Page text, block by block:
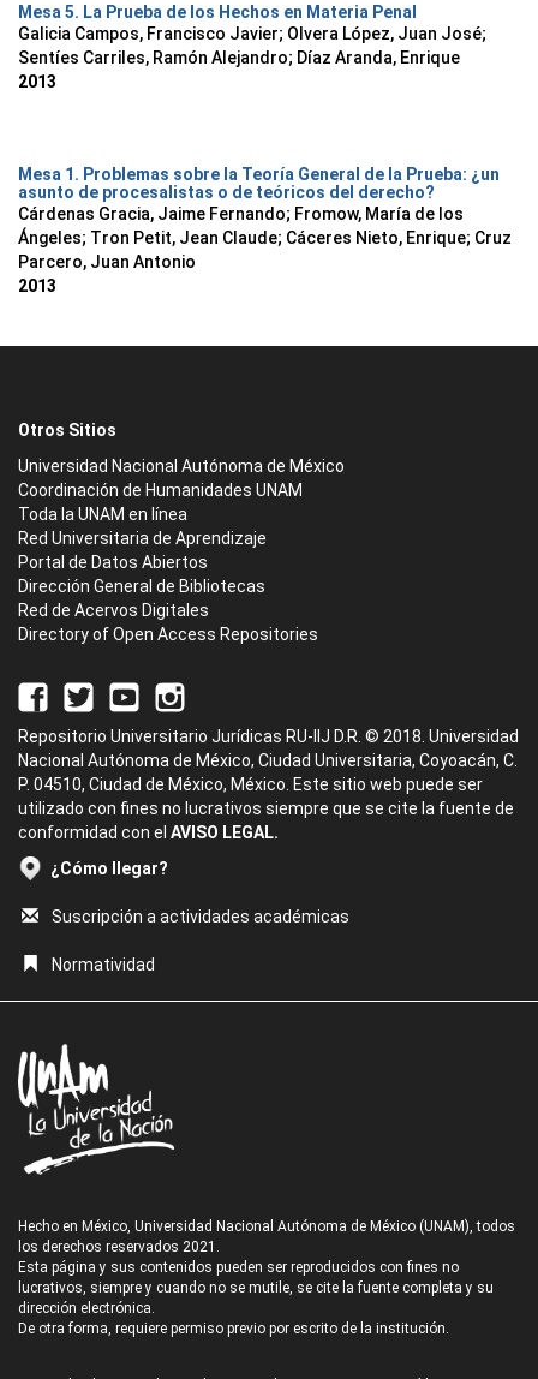
Mesa 5. La Prueba de los Hechos en Materia Penal
Galicia Campos, Francisco Javier; Olvera López, Juan José;
Sentíes Carriles, Ramón Alejandro; Díaz Aranda, Enrique
2013
Mesa 1. Problemas sobre la Teoría General de la Prueba: ¿un
asunto de procesalistas o de teóricos del derecho?
Cárdenas Gracia, Jaime Fernando; Fromow, María de los
Ángeles; Tron Petit, Jean Claude; Cáceres Nieto, Enrique; Cruz
Parcero, Juan Antonio
2013
Otros Sitios
Universidad Nacional Autónoma de México
Coordinación de Humanidades UNAM
Toda la UNAM en línea
Red Universitaria de Aprendizaje
Portal de Datos Abiertos
Dirección General de Bibliotecas
Red de Acervos Digitales
Directory of Open Access Repositories
Repositorio Universitario Jurídicas RU-IIJ D.R. © 2018. Universidad
Nacional Autónoma de México, Ciudad Universitaria, Coyoacán, C.
P. 04510, Ciudad de México, México. Este sitio web puede ser
utilizado con fines no lucrativos siempre que se cite la fuente de
conformidad con el AVISO LEGAL.
¿Cómo llegar?
Suscripción a actividades académicas
Normatividad
Hecho en México, Universidad Nacional Autónoma de México (UNAM), todos
los derechos reservados 2021.
Esta página y sus contenidos pueden ser reproducidos con fines no
lucrativos, siempre y cuando no se mutile, se cite la fuente completa y su
dirección electrónica.
De otra forma, requiere permiso previo por escrito de la institución.